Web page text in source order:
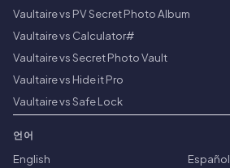
Vaultaire vs PV Secret Photo Album
Vaultaire vs Calculator#
Vaultaire vs Secret Photo Vault
Vaultaire vs Hide it Pro
Vaultaire vs Safe Lock
언어
English
Español